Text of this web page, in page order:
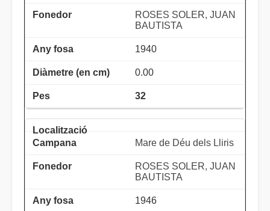
ROSES SOLER, JUAN
BAUTISTA
1940
0.00
32
Mare de Déu dels Lliris
ROSES SOLER, JUAN
BAUTISTA
1946